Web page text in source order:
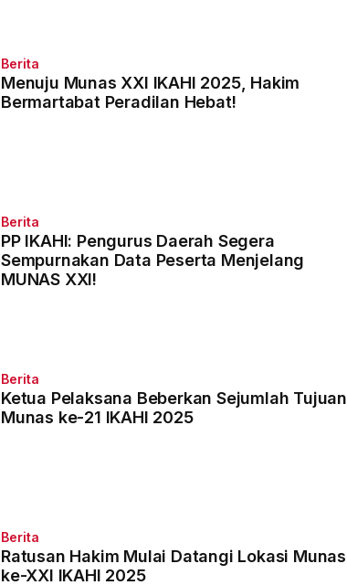
Berita
Menuju Munas XXI IKAHI 2025, Hakim
Bermartabat Peradilan Hebat!
Berita
PP IKAHI: Pengurus Daerah Segera
Sempurnakan Data Peserta Menjelang
MUNAS XXI!
Berita
Ketua Pelaksana Beberkan Sejumlah Tujuan
Munas ke-21 IKAHI 2025
Berita
Ratusan Hakim Mulai Datangi Lokasi Munas
ke-XXI IKAHI 2025